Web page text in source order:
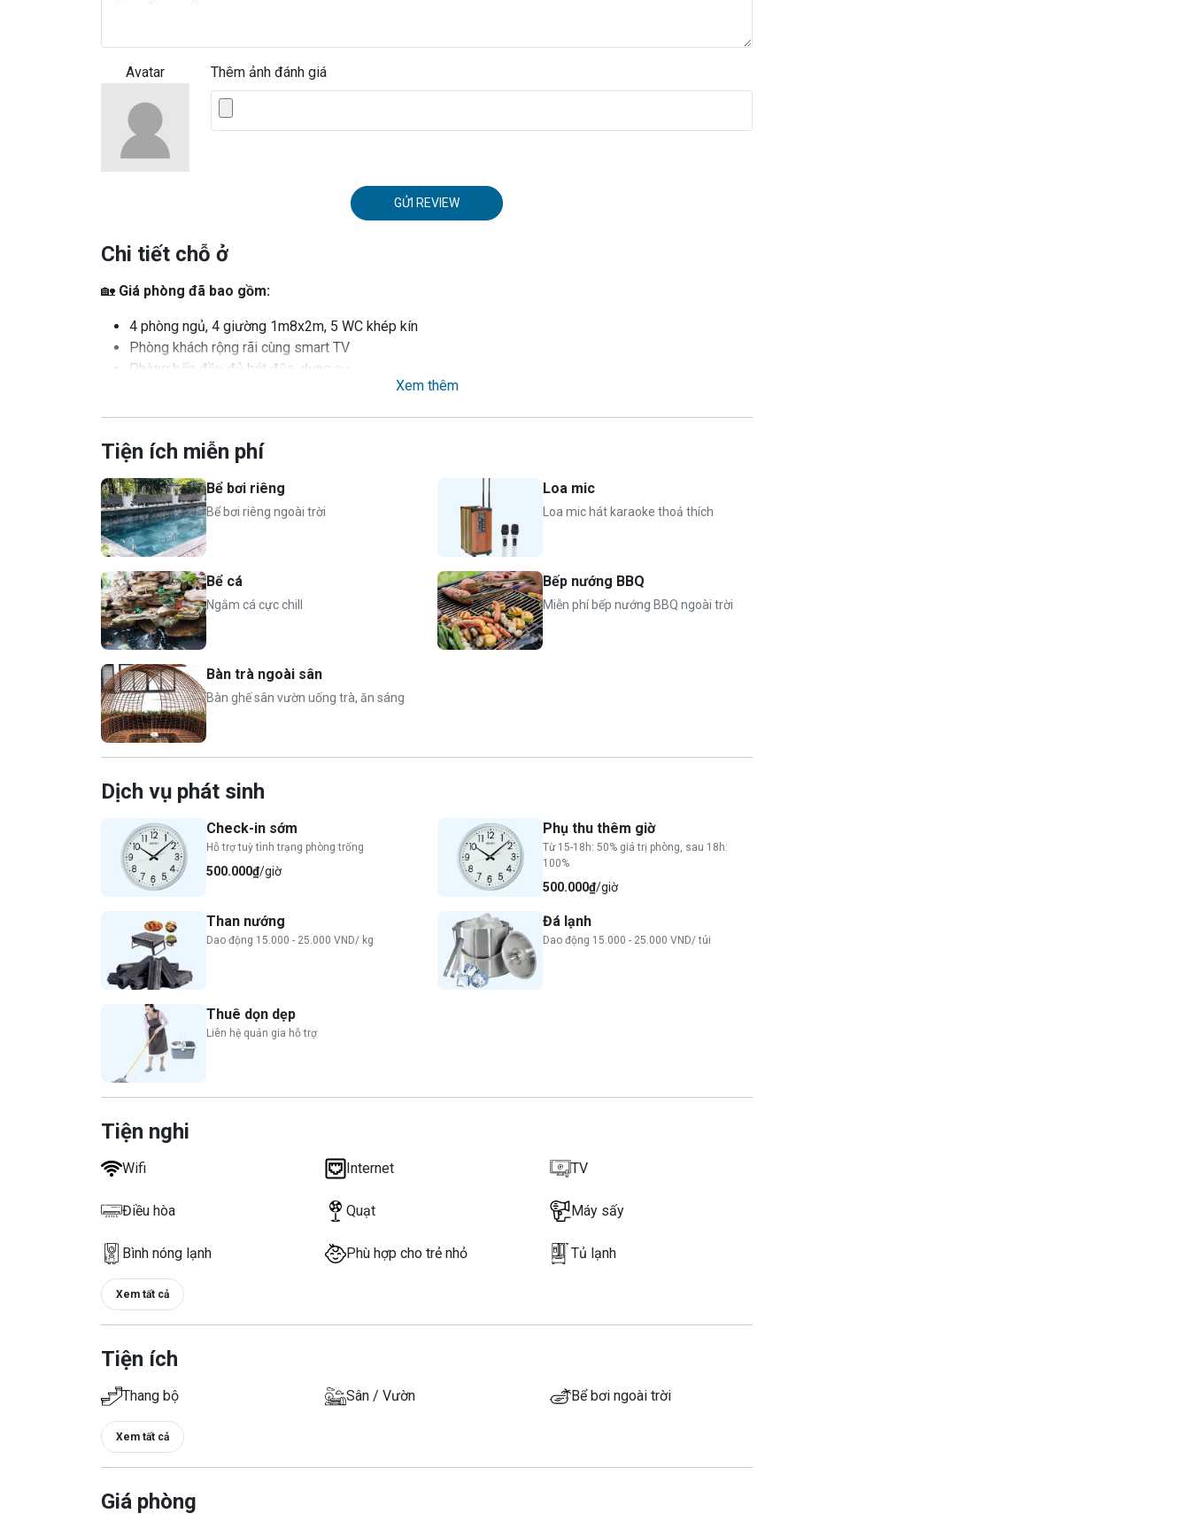
Avatar Thêm ảnh đánh giá
GỬI REVIEW
Chi tiết chỗ ở
🏡 Giá phòng đã bao gồm:
4 phòng ngủ, 4 giường 1m8x2m, 5 WC khép kín
Phòng khách rộng rãi cùng smart TV
Phòng bếp đầy đủ bát đũa, dụng cụ...
Miễn phí bể bơi riêng, loa mic karaoke, bể cá, bếp nướng BBQ ngoài trời
Tiêu chuẩn 10 người
Nhận tối đa 15 người (bao gồm trẻ em)
Phụ thu vượt tiêu chuẩn: 250.000 VND/ người lớn (từ 6 tuổi trở lên)
Miễn phí phụ thu trẻ em dưới 6 tuổi
⏰Nhận phòng 14h, trả phòng 12h hôm sau
Xem thêm
Tiện ích miễn phí
Bể bơi riêng
Bể bơi riêng ngoài trời
Loa mic
Loa mic hát karaoke thoả thích
Bể cá
Ngắm cá cực chill
Bếp nướng BBQ
Miễn phí bếp nướng BBQ ngoài trời
Bàn trà ngoài sân
Bàn ghế sân vườn uống trà, ăn sáng
Dịch vụ phát sinh
Check-in sớm
Hỗ trợ tuỳ tình trạng phòng trống
500.000₫/giờ
Phụ thu thêm giờ
Từ 15-18h: 50% giá trị phòng, sau 18h:
100%
500.000₫/giờ
Than nướng
Dao động 15.000 - 25.000 VND/ kg
Đá lạnh
Dao động 15.000 - 25.000 VND/ túi
Thuê dọn dẹp
Liên hệ quản gia hỗ trợ
Tiện nghi
Wifi Internet TV
Điều hòa Quạt Máy sấy
Bình nóng lạnh Phù hợp cho trẻ nhỏ Tủ lạnh
Xem tất cả
Tiện ích
Thang bộ Sân / Vườn Bể bơi ngoài trời
Xem tất cả
Giá phòng